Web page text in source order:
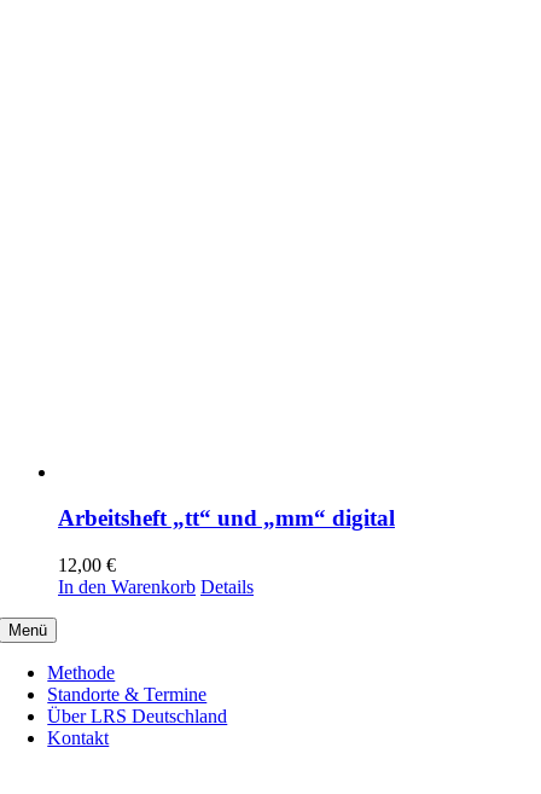
Arbeitsheft „tt“ und „mm“ digital
12,00 €
In den Warenkorb Details
Menü
Methode
Standorte & Termine
Über LRS Deutschland
Kontakt